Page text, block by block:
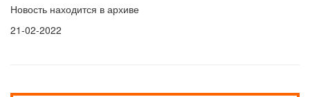
Новость находится в архиве
21-02-2022